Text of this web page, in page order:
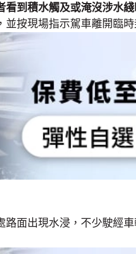
看到積水觸及或淹沒涉水
並按現場指示駕車離開臨時
路面出現水浸，不少駛經